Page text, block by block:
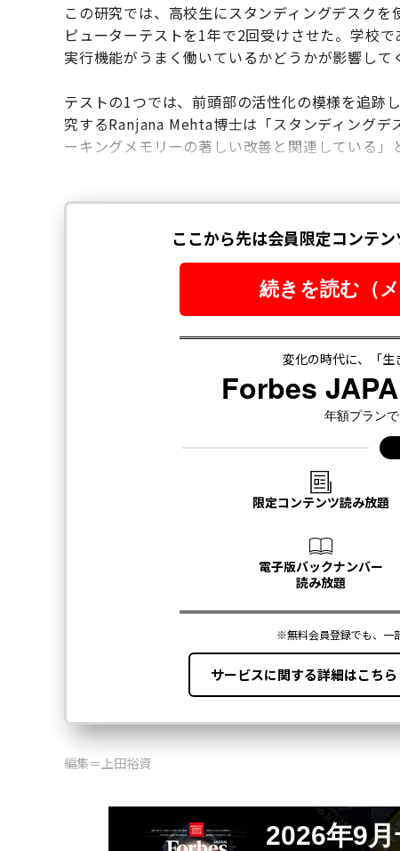
この研究では、高校生にスタンディングデスク
ピューターテストを1年で2回受けさせた。学校
実行機能がうまく働いているかどうかが影響して
テストの1つでは、前頭部の活性化の模様を追跡
究するRanjana Mehta博士は「スタンディング
ーキングメモリーの著しい改善と関連している」
編集＝上田裕資
2026年9